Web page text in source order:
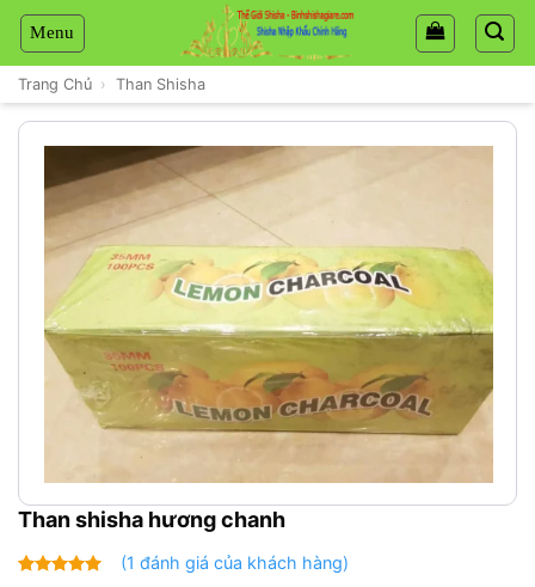
Chuyển
đến
nội
dung
Trang Chủ › Than Shisha
Than shisha hương chanh
(1 đánh giá của khách hàng)